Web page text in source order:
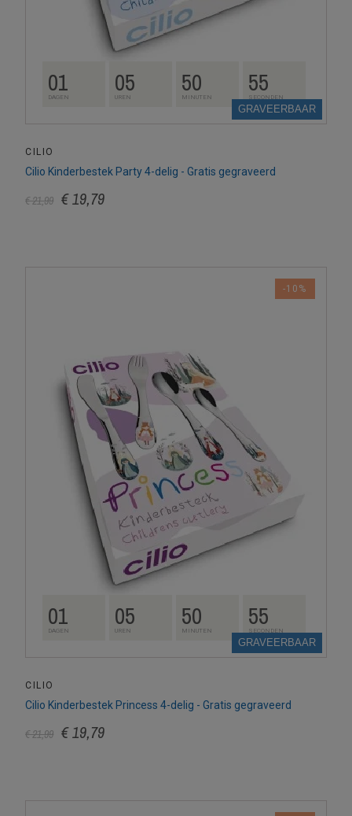
GRAVEERBAAR
01
DAGEN 05
UREN 50
MINUTEN 54
SECONDEN
CILIO
Cilio Kinderbestek Party 4-delig - Gratis gegraveerd
€ 21,99 € 19,79
GRAVEERBAAR
01
DAGEN 05
UREN 50
MINUTEN 54
SECONDEN
CILIO
Cilio Kinderbestek Princess 4-delig - Gratis gegraveerd
€ 21,99 € 19,79
-10%